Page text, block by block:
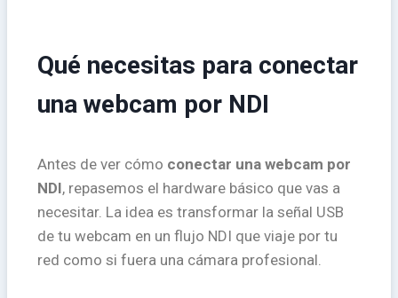
Qué necesitas para conectar
una webcam por NDI
Antes de ver cómo conectar una webcam por
NDI, repasemos el hardware básico que vas a
necesitar. La idea es transformar la señal USB
de tu webcam en un flujo NDI que viaje por tu
red como si fuera una cámara profesional.